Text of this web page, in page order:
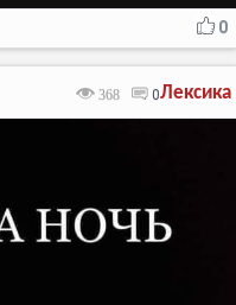
0
Лексика
368 0